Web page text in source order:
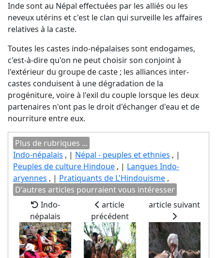
Inde sont au Népal effectuées par les alliés ou les
neveux utérins et c'est le clan qui surveille les affaires
relatives à la caste.
Toutes les castes indo-népalaises sont endogames,
c'est-à-dire qu'on ne peut choisir son conjoint à
l'extérieur du groupe de caste ; les alliances inter-
castes conduisent à une dégradation de la
progéniture, voire à l'exil du couple lorsque les deux
partenaires n'ont pas le droit d'échanger d'eau et de
nourriture entre eux.
Plus de rubriques ...
Indo-népalais , | Népal - peuples et ethnies , |
Peuples de culture Hindoue , | Langues Indo-
aryennes , | Pratiquants de L'Hindouisme ,
D'autres articles pourraient vous intéresser
Indo-
népalais
article
précédent
article suivant